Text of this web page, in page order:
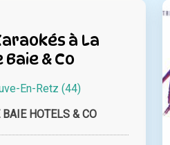
à La
& Co
En-Retz (44)
BAIE HOTELS & CO